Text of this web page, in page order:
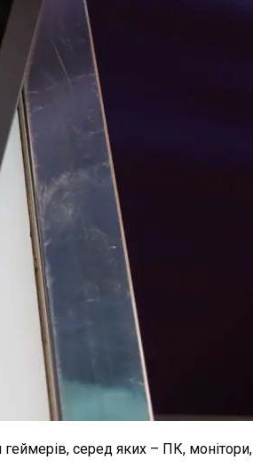
серед яких – ПК, монітори,